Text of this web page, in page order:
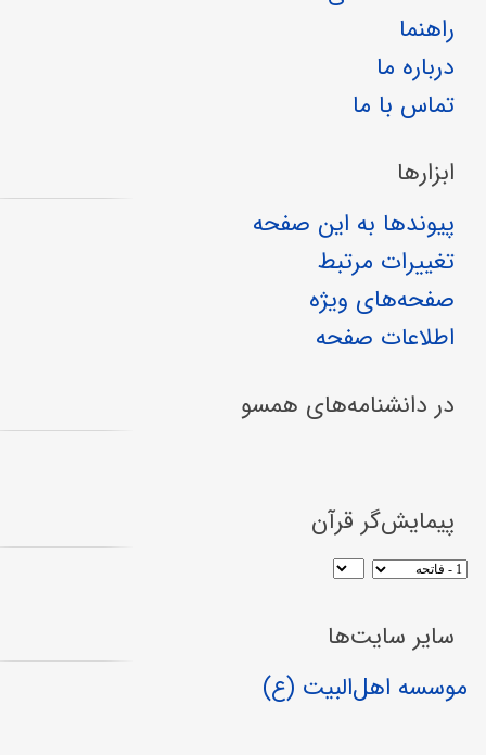
راهنما
درباره ما
تماس با ما
ابزارها
پیوندها به این صفحه
تغییرات مرتبط
صفحه‌های ویژه
اطلاعات صفحه
در دانشنامه‌های همسو
پیمایش‌گر قرآن
سایر سایت‌ها
موسسه اهل‌البیت (ع)